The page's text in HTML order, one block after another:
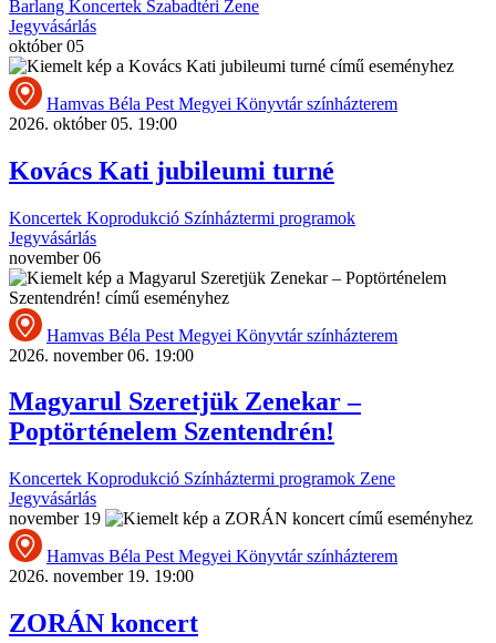
Barlang Koncertek Szabadtéri Zene
Jegyvásárlás
október 05
Hamvas Béla Pest Megyei Könyvtár színházterem
2026. október 05. 19:00
Kovács Kati jubileumi turné
Koncertek Koprodukció Színháztermi programok
Jegyvásárlás
november 06
Hamvas Béla Pest Megyei Könyvtár színházterem
2026. november 06. 19:00
Magyarul Szeretjük Zenekar –
Poptörténelem Szentendrén!
Koncertek Koprodukció Színháztermi programok Zene
Jegyvásárlás
november 19
Hamvas Béla Pest Megyei Könyvtár színházterem
2026. november 19. 19:00
ZORÁN koncert